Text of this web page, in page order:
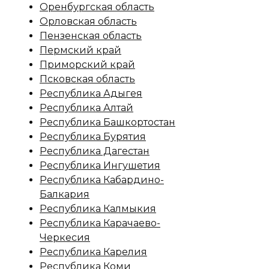
Оренбургская область
Орловская область
Пензенская область
Пермский край
Приморский край
Псковская область
Республика Адыгея
Республика Алтай
Республика Башкортостан
Республика Бурятия
Республика Дагестан
Республика Ингушетия
Республика Кабардино-
Балкария
Республика Калмыкия
Республика Карачаево-
Черкесия
Республика Карелия
Республика Коми